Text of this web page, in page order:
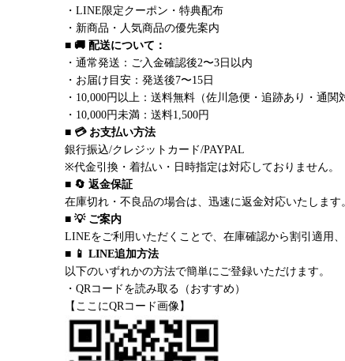
・LINE限定クーポン・特典配布
・新商品・人気商品の優先案内
■ 🚚 配送について：
・通常発送：ご入金確認後2〜3日以内
・お届け目安：発送後7〜15日
・10,000円以上：送料無料（佐川急便・追跡あり・通関
・10,000円未満：送料1,500円
■ 💳 お支払い方法
銀行振込/クレジットカード/PAYPAL
※代金引換・着払い・日時指定は対応しておりません。
■ 🔄 返金保証
在庫切れ・不良品の場合は、迅速に返金対応いたします
■ 💡 ご案内
LINEをご利用いただくことで、在庫確認から割引適用
■ 📱 LINE追加方法
以下のいずれかの方法で簡単にご登録いただけます。
・QRコードを読み取る（おすすめ）
【ここにQRコード画像】